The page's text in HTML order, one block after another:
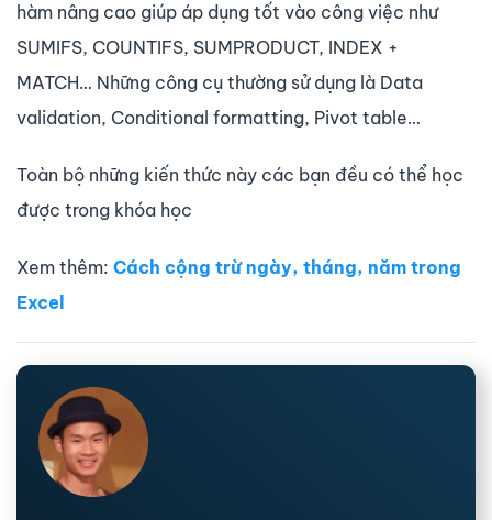
hàm nâng cao giúp áp dụng tốt vào công việc như
SUMIFS, COUNTIFS, SUMPRODUCT, INDEX +
MATCH… Những công cụ thường sử dụng là Data
validation, Conditional formatting, Pivot table…
Toàn bộ những kiến thức này các bạn đều có thể học
được trong khóa học
Xem thêm: Cách cộng trừ ngày, tháng, năm trong
Excel